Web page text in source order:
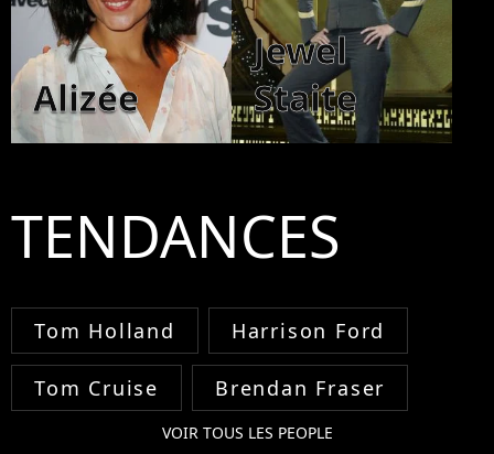
Alizée
Jewel
Staite
TENDANCES
Tom Holland Harrison Ford
Tom Cruise Brendan Fraser
VOIR TOUS LES PEOPLE